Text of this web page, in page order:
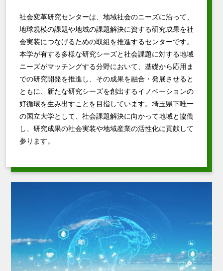
社会変革研究センターは、地域社会のニーズに沿って、
地球規模の課題や地域の課題解決に資する研究成果を社
会実装につなげるための取組を推進するセンターです。
本学が有する多様な研究シーズと社会課題に対する地域
ニーズがマッチングする分野において、基礎から応用ま
での研究開発を推進し、その成果を融合・発展させると
ともに、新たな研究シーズを創出するイノベーションの
好循環を生み出すことを目指しています。埼玉県下唯一
の国立大学として、社会課題解決に向かって地域と協働
し、研究成果の社会実装や地域産業の活性化に貢献して
参ります。